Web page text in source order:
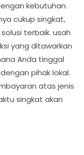
kebutuhan.
cukup singkat,
terbaik. usah
yang ditawarkan
Anda tinggal
pihak lokal.
atas jenis
singkat akan